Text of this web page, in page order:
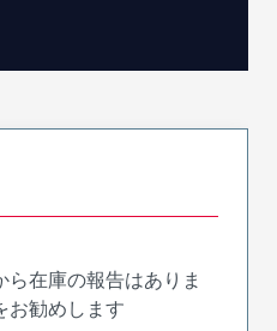
在庫の報告はありま
お勧めします